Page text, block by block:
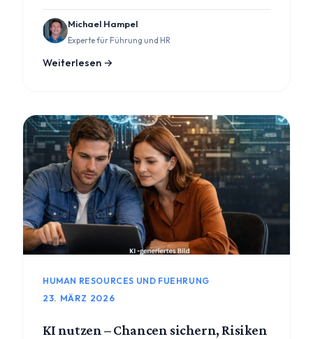
Michael Hampel
Experte für Führung und HR
Weiterlesen →
HUMAN RESOURCES UND FUEHRUNG
23. MÄRZ 2026
KI nutzen – Chancen sichern, Risiken